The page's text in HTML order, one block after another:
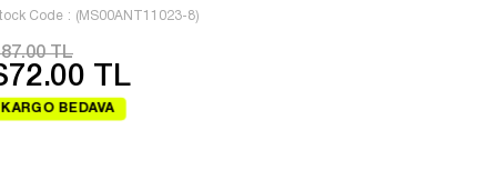
Code (MS00ANT11023-8)
TL
TL
KARGO BEDAVA